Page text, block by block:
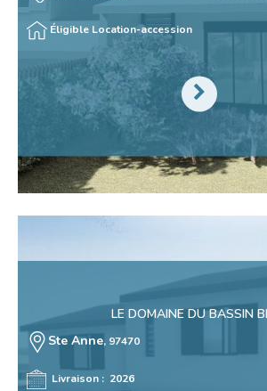
Éligible Location-accession
LE DOMAINE DU BASSIN
Ste Anne, 97470
Livraison : 2026